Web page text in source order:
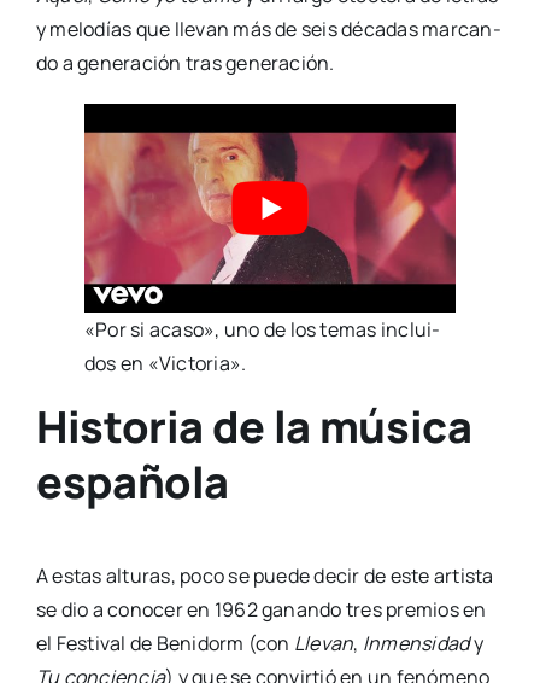
y melo­días que lle­van más de seis déca­das mar­can­
do a gene­ra­ción tras gene­ra­ción.
«Por si aca­so», uno de los temas inclui­
dos en «Vic­to­ria».
Historia de la música
española
A estas altu­ras, poco se pue­de decir de este artis­ta
se dio a cono­cer en 1962 ganan­do tres pre­mios en
el Fes­ti­val de Beni­dorm (con Lle­van, Inmen­si­dady
Tu con­cien­cia) y que se con­vir­tió en un fenó­meno